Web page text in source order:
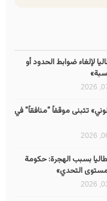
لإلغاء ضوابط الحدود أو
تتبنى موقفاً "منافقاً" في
بسبب الهجرة: حكومة
التحدي»